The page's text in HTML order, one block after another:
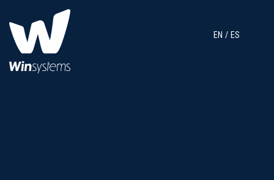
EN ES